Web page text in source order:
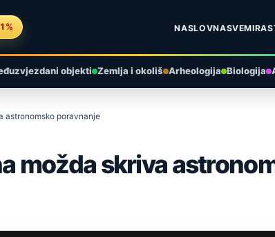
NASLOVNASVEMIR
objekti Zemlja i okoliš Arheologija Biologija
astronomsko poravnanje
možda skriva